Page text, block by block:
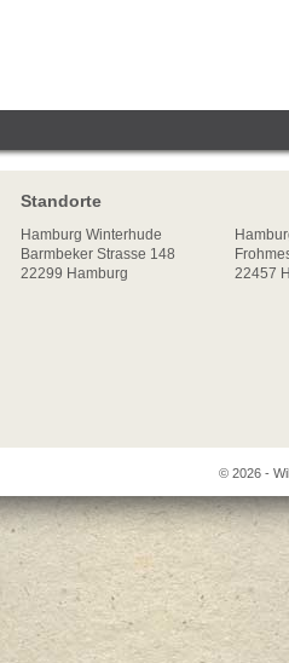
Standorte
Hamburg Winterhude
Barmbeker Strasse 148
22299 Hamburg
22457
© 2026 -